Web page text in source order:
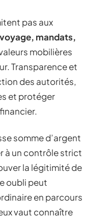
pas aux
mandats,
mobilières
Transparence et
des autorités,
et protéger
somme d’argent
à un contrôle strict
la légitimité de
oubli peut
en parcours
vaut connaître